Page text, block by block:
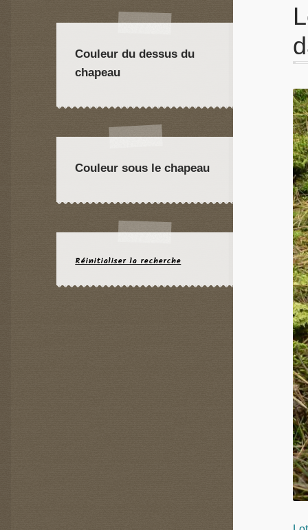
Couleur du dessus du
chapeau
Couleur sous le chapeau
Réinitialiser la recherche